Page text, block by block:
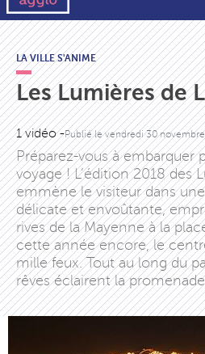
LA VILLE S'ANIME
Les Lumières de
1 vidéo -Publié levendredi 30
Préparez-vous à embarquer
voyage ! L’édition 2018 des
emmène le visiteur dans
délicate et envoûtante,
rives de la Mayenne à la
cette année encore, le
mille feux. Tout au long du
rêves éclairent la